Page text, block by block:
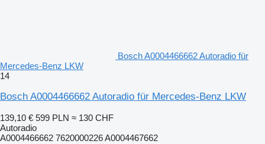
Bosch A0004466662 Autoradio für
Mercedes-Benz LKW
14
Bosch A0004466662 Autoradio für Mercedes-Benz LKW
139,10 € 599 PLN ≈ 130 CHF
Autoradio
A0004466662 7620000226 A0004467662